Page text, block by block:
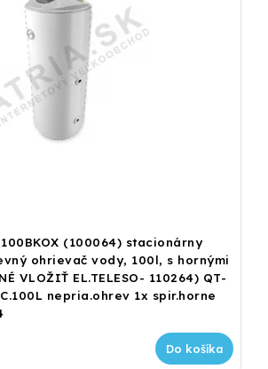
(100064) stacionárny
ohrievač vody, 100l, s hornými
VLOŽIŤ EL.TELESO- 110264) QT-
nepria.ohrev 1x spir.horne
Do košíka